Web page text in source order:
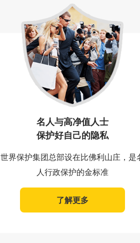
名人与高净值人士
保护好自己的隐私
世界保护集团总部设在比佛利山庄，是
人行政保护的金标准
了解更多